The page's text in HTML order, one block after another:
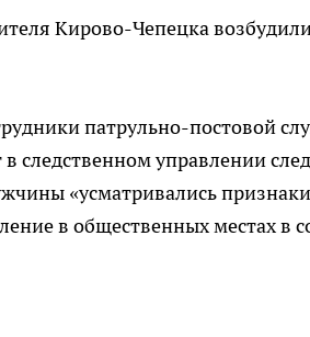
Кирово-Чепецка
патрульно-постовой
следственном управлении
«усматривались
в общественных местах в